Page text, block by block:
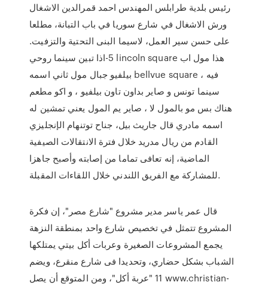
رئيس بلدية طرابلس المهندس احمد قمرالدين الاشغال
ورش الاشغال في شارع سوريا في باب التبانة، مطلعا
على حسن سير العمل، لاسيما البنى التحتية والتزفيت.
5-اذا تبين سينما روحي lincoln square هذا مول اب
بيلفيو جبال مول ثاني اسمه bellvue square ، فيه
سينما تونس و صاير بداون تاون بيلفيو ، و اكو مطعم
هناك بس مو بالمول لا ، صاير يم المول يعني تمشين له
اسمه مادري قال جاريث بيل، جناح توتنهام الإنجليزي
القادم من ريال مدريد خلال فترة الانتقالات الصيفية
الماضية، إنه تعافى تماما من إصابته وأصبح جاهزا
للمشاركة مع الفريق اللندني خلال اللقاءات المقبلة.
قال عمر ياسر مدير مشروع "شارع مصر"، إن فكرة
المشروع تتمثل في تخصيص شارع واحد بمنطقة النزهة
يجمع المشروعات الصغيرة وعربات أكل بيتي يمتلكها
الشباب بشكل حضاري، وتحديدا فى شارع منقرع، ويضم
11 "عربة أكل"، ومن المتوقع أن يصل www.christian-